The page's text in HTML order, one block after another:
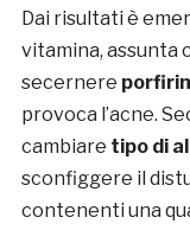
Dai risultati è
vitamina, assunta
secernere
provoca l’acne.
cambiare tipo di
sconfiggere il
contenenti una